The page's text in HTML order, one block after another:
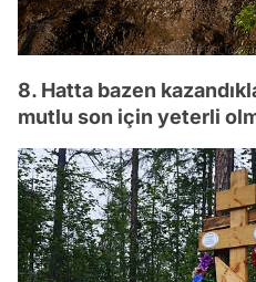
8. Hatta bazen
mutlu son için yeterli